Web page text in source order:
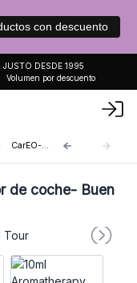
con descuento
JUSTO DESDE 1995
Volumen por descuento
CarEO-06
de coche- Buen